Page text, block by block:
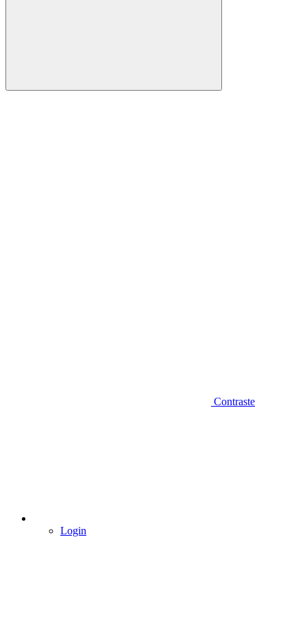
Buscar
Contraste
Login